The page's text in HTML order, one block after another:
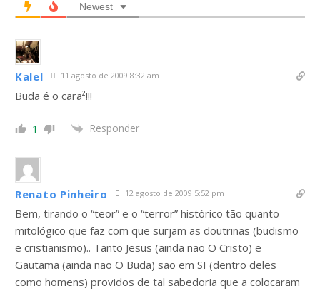
Newest
Kalel 11 agosto de 2009 8:32 am
Buda é o cara²!!!
1 Responder
Renato Pinheiro 12 agosto de 2009 5:52 pm
Bem, tirando o “teor” e o “terror” histórico tão quanto
mitológico que faz com que surjam as doutrinas (budismo
e cristianismo).. Tanto Jesus (ainda não O Cristo) e
Gautama (ainda não O Buda) são em SI (dentro deles
como homens) providos de tal sabedoria que a colocaram